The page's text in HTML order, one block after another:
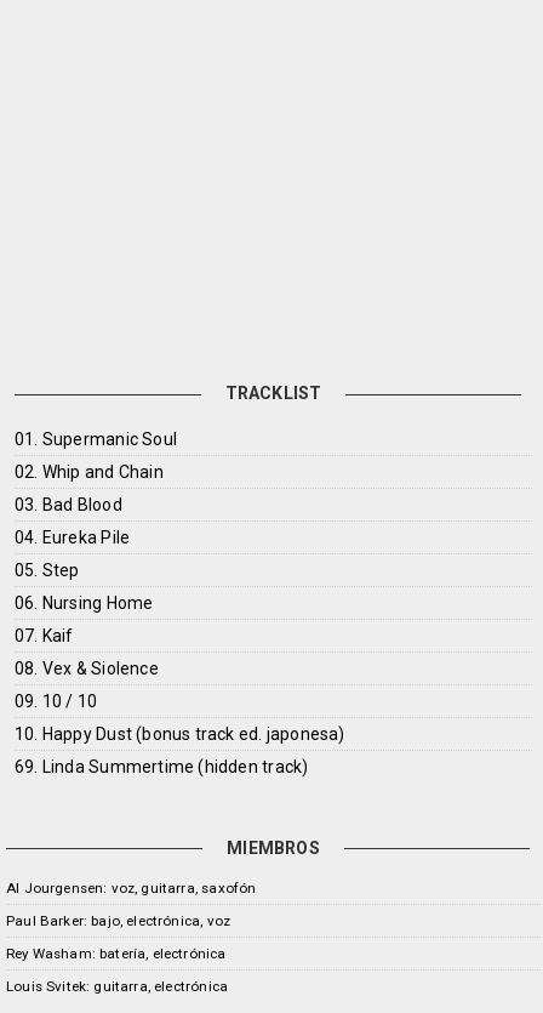
TRACKLIST
01. Supermanic Soul
02. Whip and Chain
03. Bad Blood
04. Eureka Pile
05. Step
06. Nursing Home
07. Kaif
08. Vex & Siolence
09. 10 / 10
10. Happy Dust (bonus track ed. japonesa)
69. Linda Summertime (hidden track)
MIEMBROS
Al Jourgensen: voz, guitarra, saxofón
Paul Barker: bajo, electrónica, voz
Rey Washam: batería, electrónica
Louis Svitek: guitarra, electrónica